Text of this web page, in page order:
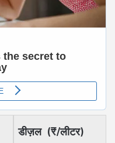
डीज़ल (₹/लीटर)